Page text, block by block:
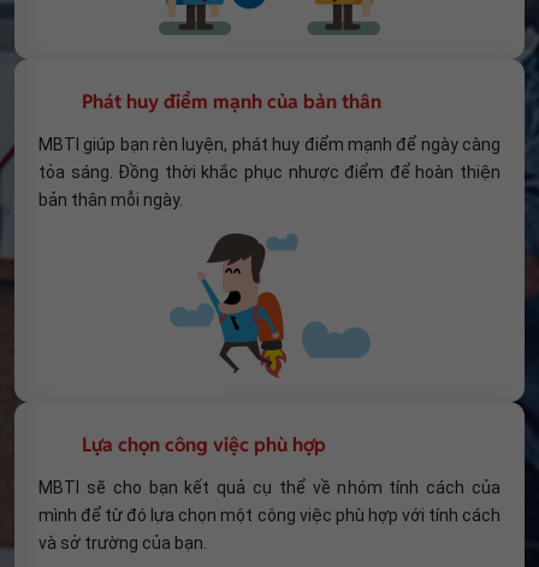
Phát huy điểm mạnh của bản thân
MBTI giúp bạn rèn luyện, phát huy điểm mạnh để ngày càng
tỏa sáng. Đồng thời khắc phục nhược điểm để hoàn thiện
bản thân mỗi ngày.
Lựa chọn công việc phù hợp
MBTI sẽ cho bạn kết quả cụ thể về nhóm tính cách của
mình để từ đó lựa chọn một công việc phù hợp với tính cách
và sở trường của bạn.